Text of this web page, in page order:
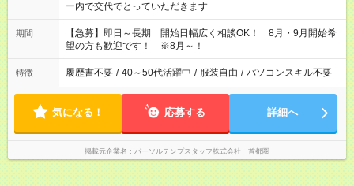
ー内で交代でとっていただきます
期間
【急募】即日～長期 開始日幅広く相談OK！ 8月・9月開始希
望の方も歓迎です！ ※8月～！
特徴 履歴書不要 / 40～50代活躍中 / 服装自由 / パソコンスキル不要
気になる！ 応募する 詳細へ
掲載元企業名 パーソルテンプスタッフ株式会社 首都圏